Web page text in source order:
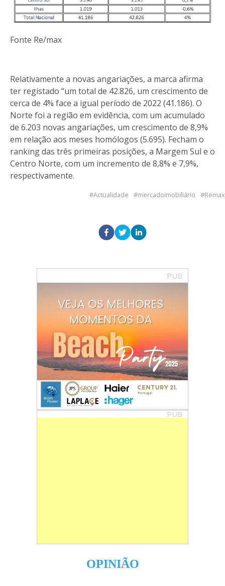
Fonte Re/max
Relativamente a novas angariações, a marca afirma
ter registado “um total de 42.826, um crescimento de
cerca de 4% face a igual período de 2022 (41.186). O
Norte foi a região em evidência, com um acumulado
de 6.203 novas angariações, um crescimento de 8,9%
em relação aos meses homólogos (5.695). Fecham o
ranking das três primeiras posições, a Margem Sul e o
Centro Norte, com um incremento de 8,8% e 7,9%,
respectivamente.
Actualidade mercadoimobiliário Remax
PUB
PUB
OPINIÃO